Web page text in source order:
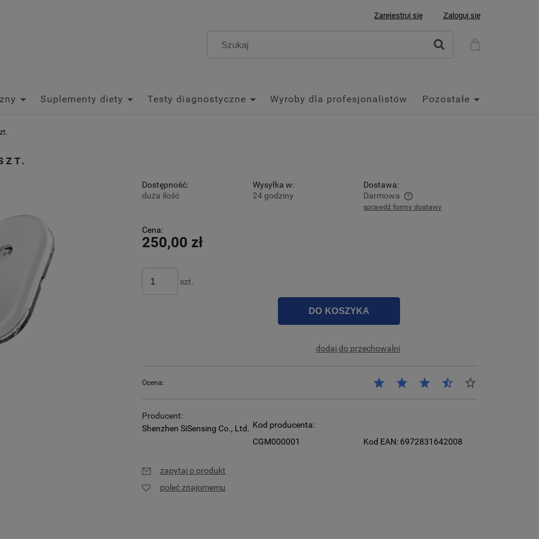
Zarejestruj się Zaloguj się
Suplementy diety Testy diagnostyczne Wyroby dla profesjonalistów Pozostałe
Dostępność:
duża ilość
Wysyłka w:
24 godziny
Dostawa:
Darmowa
sprawdź formy dostawy
Cena:
250,00 zł
szt.
DO KOSZYKA
dodaj do przechowalni
Ocena:
Producent:
Shenzhen SiSensing Co., Ltd. Kod producenta:
CGM000001
Kod EAN: 6972831642008
zapytaj o produkt
poleć znajomemu